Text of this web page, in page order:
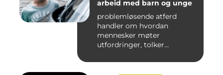
arbeid med barn og unge
problemløsende atferd
handler om hvordan
mennesker møter
utfordringer, tolker